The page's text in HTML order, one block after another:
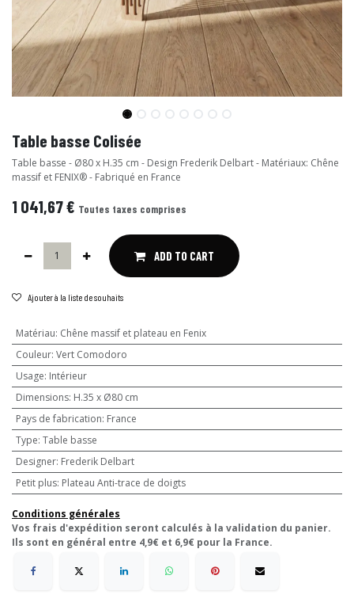
Table basse Colisée
Table basse - Ø80 x H.35 cm - Design Frederik Delbart - Matériaux: Chêne
massif et FENIX® - Fabriqué en France
1 041,67€ Toutes taxes comprises
ADD TO CART
Ajouter à la liste de souhaits
Matériau: Chêne massif et plateau en Fenix
Couleur: Vert Comodoro
Usage: Intérieur
Dimensions: H.35 x Ø80 cm
Pays de fabrication: France
Type: Table basse
Designer: Frederik Delbart
Petit plus: Plateau Anti-trace de doigts
Conditions générales
Vos frais d'expédition seront calculés à la validation du panier.
Ils sont en général entre 4,9€ et 6,9€ pour la France.